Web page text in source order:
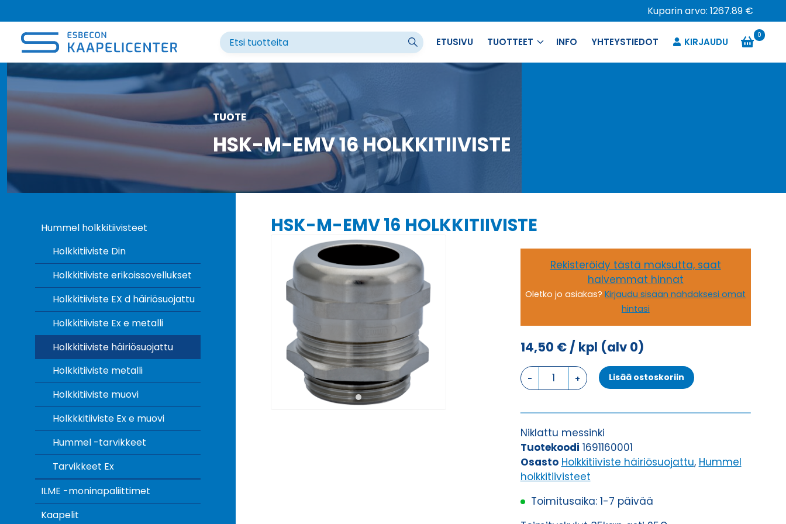
sisältöön
Kuparin arvo: 1267.89 €
ETUSIVU TUOTTEET INFO YHTEYSTIEDOT KIRJAUDU
0
TUOTE
HSK-M-EMV 16 HOLKKITIIVISTE
Hummel holkkitiivisteet
Holkkitiiviste Din
Holkkitiiviste erikoissovellukset
Holkkitiiviste EX d häiriösuojattu
Holkkitiiviste Ex e metalli
Holkkitiiviste häiriösuojattu
Holkkitiiviste metalli
Holkkitiiviste muovi
Holkkkitiiviste Ex e muovi
Hummel -tarvikkeet
Tarvikkeet Ex
ILME -moninapaliittimet
Kaapelit
HSK-M-EMV 16 HOLKKITIIVISTE
Rekisteröidy tästä maksutta, saat
halvemmat hinnat
Oletko jo asiakas?Kirjaudu sisään nähdäksesi omat
hintasi
14,50 €/ kpl (alv 0)
HSK-
M-
16
HOLKKITIIVISTE
määrä
Lisää ostoskoriin
Niklattu messinki
Tuotekoodi 1691160001
Osasto Holkkitiiviste häiriösuojattu, Hummel
holkkitiivisteet
Toimitusaika: 1-7 päivää